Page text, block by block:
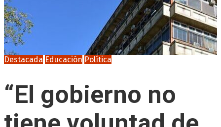
Destacada Educación Política
“El gobierno no